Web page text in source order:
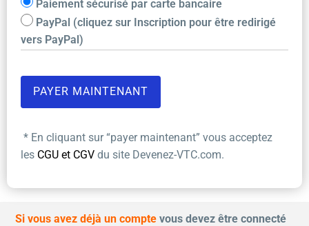
Paiement sécurisé par carte bancaire
PayPal (cliquez sur Inscription pour être redirigé
vers PayPal)
* En cliquant sur “payer maintenant” vous acceptez
les CGU et CGV du site Devenez-VTC.com.
Si vous avez déjà un compte vous devez être connecté